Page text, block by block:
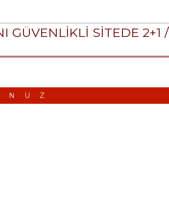
GÜVENLİKLİ SİTEDE 2+1 /